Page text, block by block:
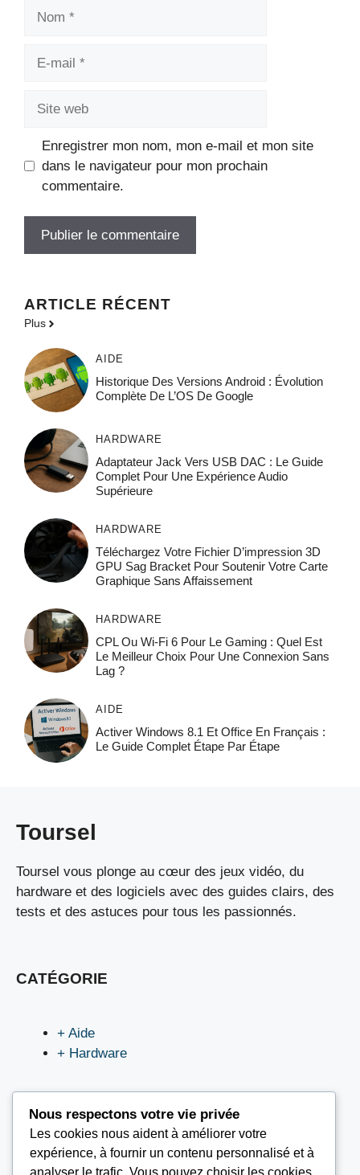
Enregistrer mon nom, mon e-mail et mon site
dans le navigateur pour mon prochain
commentaire.
ARTICLE RÉCENT
Plus
AIDE
Historique Des Versions Android : Évolution
Complète De L’OS De Google
HARDWARE
Adaptateur Jack Vers USB DAC : Le Guide
Complet Pour Une Expérience Audio
Supérieure
HARDWARE
Téléchargez Votre Fichier D’impression 3D
GPU Sag Bracket Pour Soutenir Votre Carte
Graphique Sans Affaissement
HARDWARE
CPL Ou Wi-Fi 6 Pour Le Gaming : Quel Est
Le Meilleur Choix Pour Une Connexion Sans
Lag ?
AIDE
Activer Windows 8.1 Et Office En Français :
Le Guide Complet Étape Par Étape
Toursel
Toursel vous plonge au cœur des jeux vidéo, du
hardware et des logiciels avec des guides clairs, des
tests et des astuces pour tous les passionnés.
CATÉGORIE
+ Aide
+ Hardware
LIEN UTILES
Nous respectons votre vie privée
Les cookies nous aident à améliorer votre
expérience, à fournir un contenu personnalisé et à
analyser le trafic. Vous pouvez choisir les cookies